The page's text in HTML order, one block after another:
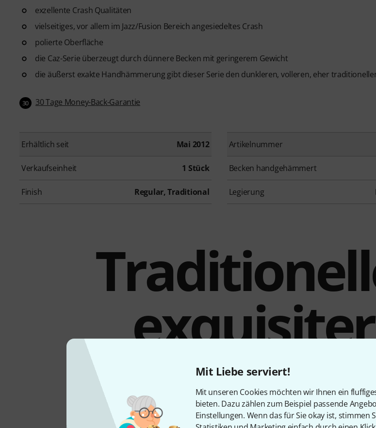
Mit Liebe serviert!
Mit unseren Cookies möchten wir Ihnen ein
bieten. Dazu zählen zum Beispiel passende
Einstellungen. Wenn das für Sie okay ist, stimmen
exzellente Crash Qualitäten
vielseitiges, vor allem im Jazz/Fusion Bereich angesiedeltes Crash
polierte Oberfläche
die Caz-Serie überzeugt durch dünnere Becken mit geringerem Gewicht
die äußerst exakte Handhämmerung gibt dieser Serie den dunkleren, volleren, eher
30 30 Tage Money-Back-Garantie
Erhältlich seit Mai 2012 Artikelnummer
Verkaufseinheit 1 Stück Becken handgehämmert
Finish Regular, Traditional Legierung
Programm, die sich aufgrund ihrer Klangeigenschaften hervorragend
Musikrichtungen eignen. Die Herstellung der Becken erfolgt in der
werden, die sich seit Jahrhunderten bewährt haben und vorwiegend